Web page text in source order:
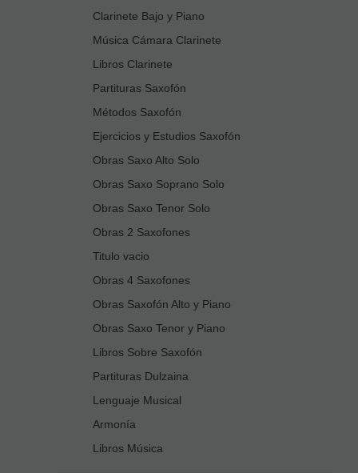
Clarinete Bajo y Piano
Música Cámara Clarinete
Libros Clarinete
Partituras Saxofón
Métodos Saxofón
Ejercicios y Estudios Saxofón
Obras Saxo Alto Solo
Obras Saxo Soprano Solo
Obras Saxo Tenor Solo
Obras 2 Saxofones
Titulo vacio
Obras 4 Saxofones
Obras Saxofón Alto y Piano
Obras Saxo Tenor y Piano
Libros Sobre Saxofón
Partituras Dulzaina
Lenguaje Musical
Armonía
Libros Música